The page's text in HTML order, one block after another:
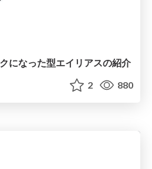
になった型エイリアスの紹介
2 880